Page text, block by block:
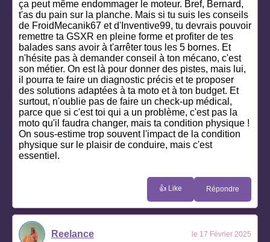
ça peut même endommager le moteur. Bref, Bernard,
t'as du pain sur la planche. Mais si tu suis les conseils
de FroidMecanik67 et d'Inventive99, tu devrais pouvoir
remettre ta GSXR en pleine forme et profiter de tes
balades sans avoir à t'arrêter tous les 5 bornes. Et
n'hésite pas à demander conseil à ton mécano, c'est
son métier. On est là pour donner des pistes, mais lui,
il pourra te faire un diagnostic précis et te proposer
des solutions adaptées à ta moto et à ton budget. Et
surtout, n'oublie pas de faire un check-up médical,
parce que si c'est toi qui a un problème, c'est pas la
moto qu'il faudra changer, mais ta condition physique !
On sous-estime trop souvent l'impact de la condition
physique sur le plaisir de conduire, mais c'est
essentiel.
👍 Like Répondre
Reelance le 17 Février 2025